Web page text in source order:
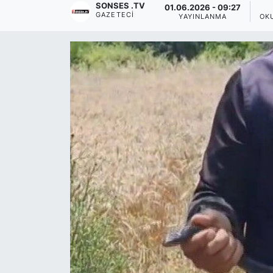
SONSES .TV
GAZETECI
01.06.2026 - 09:27
YAYINLANMA
YEREL HABER
Tanıtım